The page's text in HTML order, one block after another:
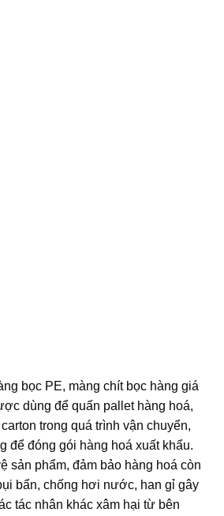
bọc PE, màng chít bọc hàng giá
dùng để quấn pallet hàng hoá,
trong quá trình vận chuyển,
để đóng gói hàng hoá xuất khẩu.
sản phẩm, đảm bảo hàng hoá còn
bẩn, chống hơi nước, han gỉ gây
tác nhân khác xâm hại từ bên